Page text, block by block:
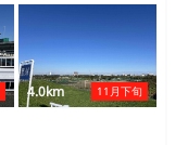
11月下旬
4.0km